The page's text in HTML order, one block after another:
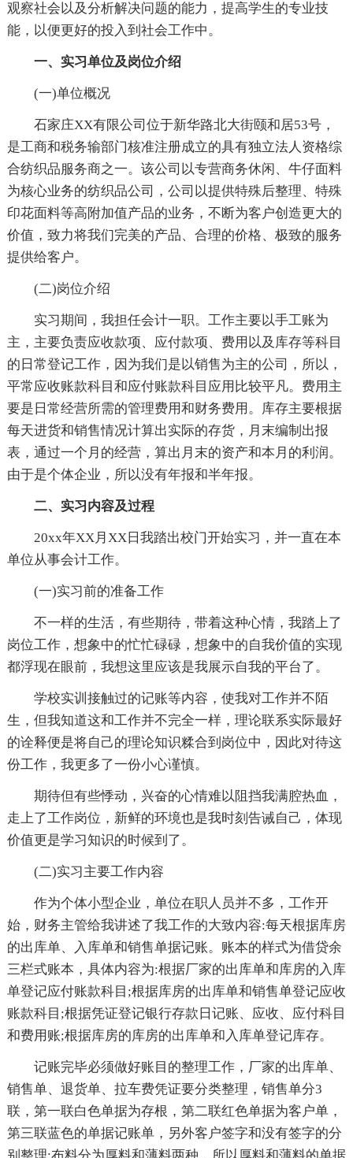
观察社会以及分析解决问题的能力，提高学生的专业技
能，以便更好的投入到社会工作中。
一、实习单位及岗位介绍
(一)单位概况
石家庄XX有限公司位于新华路北大街颐和居53号，
是工商和税务输部门核准注册成立的具有独立法人资格综
合纺织品服务商之一。该公司以专营商务休闲、牛仔面料
为核心业务的纺织品公司，公司以提供特殊后整理、特殊
印花面料等高附加值产品的业务，不断为客户创造更大的
价值，致力将我们完美的产品、合理的价格、极致的服务
提供给客户。
(二)岗位介绍
实习期间，我担任会计一职。工作主要以手工账为
主，主要负责应收款项、应付款项、费用以及库存等科目
的日常登记工作，因为我们是以销售为主的公司，所以，
平常应收账款科目和应付账款科目应用比较平凡。费用主
要是日常经营所需的管理费用和财务费用。库存主要根据
每天进货和销售情况计算出实际的存货，月末编制出报
表，通过一个月的经营，算出月末的资产和本月的利润。
由于是个体企业，所以没有年报和半年报。
二、实习内容及过程
20xx年XX月XX日我踏出校门开始实习，并一直在本
单位从事会计工作。
(一)实习前的准备工作
不一样的生活，有些期待，带着这种心情，我踏上了
岗位工作，想象中的忙忙碌碌，想象中的自我价值的实现
都浮现在眼前，我想这里应该是我展示自我的平台了。
学校实训接触过的记账等内容，使我对工作并不陌
生，但我知道这和工作并不完全一样，理论联系实际最好
的诠释便是将自己的理论知识糅合到岗位中，因此对待这
份工作，我更多了一份小心谨慎。
期待但有些悸动，兴奋的心情难以阻挡我满腔热血，
走上了工作岗位，新鲜的环境也是我时刻告诫自己，体现
价值更是学习知识的时候到了。
(二)实习主要工作内容
作为个体小型企业，单位在职人员并不多，工作开
始，财务主管给我讲述了我工作的大致内容:每天根据库房
的出库单、入库单和销售单据记账。账本的样式为借贷余
三栏式账本，具体内容为:根据厂家的出库单和库房的入库
单登记应付账款科目;根据库房的出库单和销售单登记应收
账款科目;根据凭证登记银行存款日记账、应收、应付科目
和费用账;根据库房的库房的出库单和入库单登记库存。
记账完毕必须做好账目的整理工作，厂家的出库单、
销售单、退货单、拉车费凭证要分类整理，销售单分3
联，第一联白色单据为存根，第二联红色单据为客户单，
第三联蓝色的单据记账单，另外客户签字和没有签字的分